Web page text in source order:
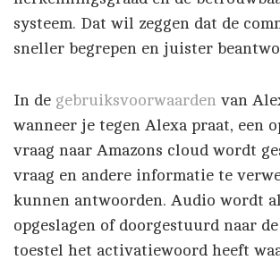
systeem. Dat wil zeggen dat de
sneller begrepen en juister
In de gebruiksvoorwaarden van
wanneer je tegen Alexa praat, een
vraag naar Amazons cloud wordt
vraag en andere informatie te
kunnen antwoorden. Audio wordt
opgeslagen of doorgestuurd naar
toestel het activatiewoord heeft